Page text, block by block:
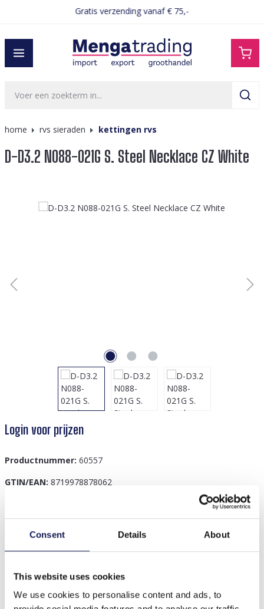
Consent Details About
This website uses cookies
We use cookies to personalise content and ads, to
Gratis verzending vanaf € 75,-
home rvs sieraden kettingen rvs
D-D3.2 N088-021G S. Steel Necklace CZ White
Afbeeldingengalerij overslaan
Login voor prijzen
Productnummer: 60557
GTIN/EAN: 8719978878062
Beschrijving
D-D3.2 N088-021G S. Steel Necklace CZ White
Anderen kochten ook